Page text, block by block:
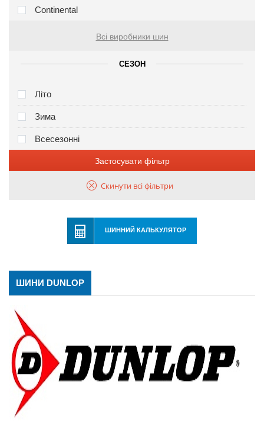
Continental
Всі виробники шин
СЕЗОН
Літо
Зима
Всесезонні
Застосувати фільтр
Скинути всі фільтри
ШИННИЙ КАЛЬКУЛЯТОР
ШИНИ DUNLOP